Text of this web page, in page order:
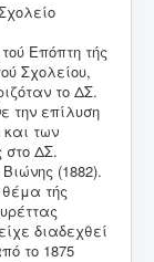
Επόπτη τής
Σχολείου,
το ΔΣ.
την επίλυση
των
στο ΔΣ.
(1882).
τής
διαδεχθεί
το 1875